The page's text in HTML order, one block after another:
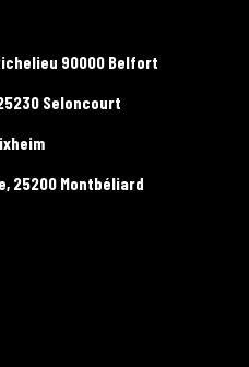
90000 Belfort
Seloncourt
25200 Montbéliard